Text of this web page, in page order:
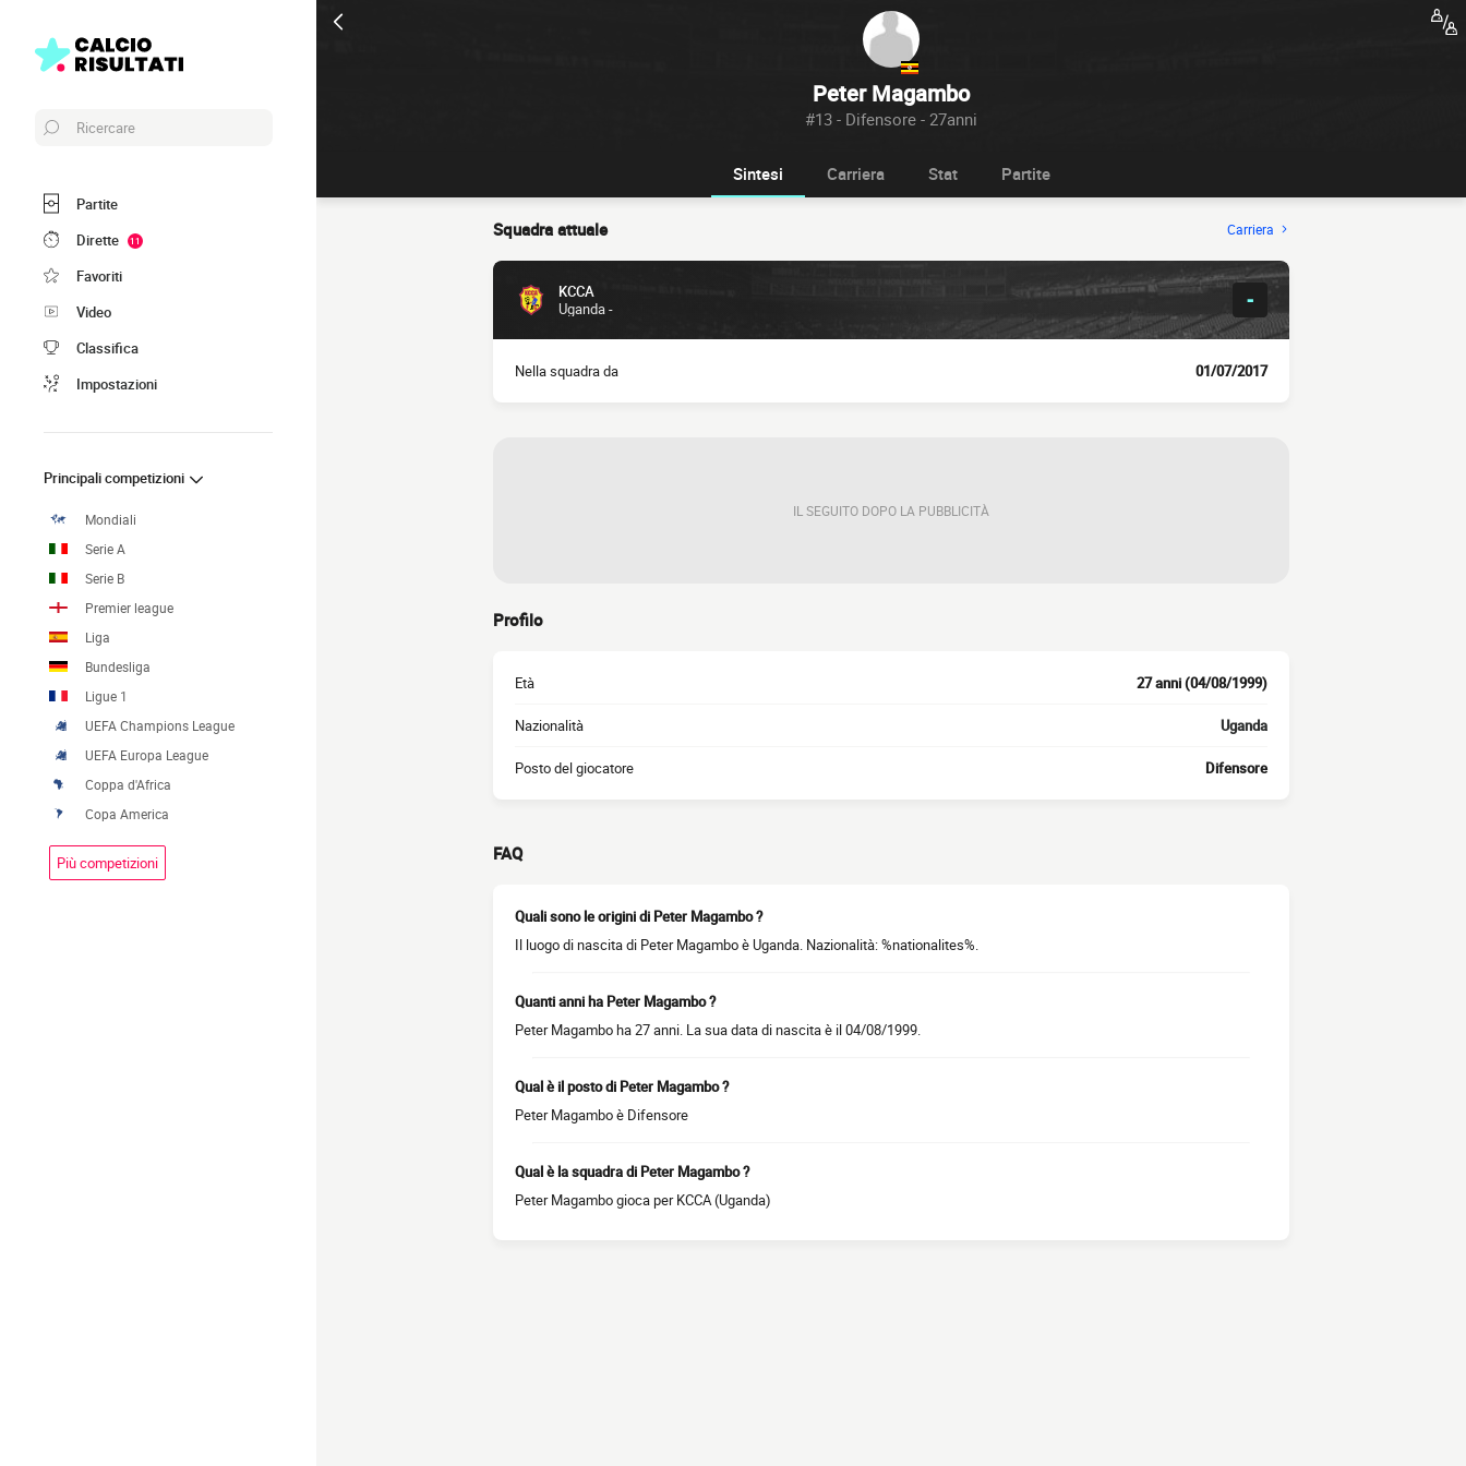
Peter Magambo
#13 - Difensore - 27anni
Ricercare
Partite
Dirette
11
Favoriti
Video
Classifica
Impostazioni
Principali competizioni
Mondiali
Serie A
Serie B
Premier league
Liga
Bundesliga
Ligue 1
UEFA Champions League
UEFA Europa League
Coppa d'Africa
Copa America
Più competizioni
Sintesi Carriera Stat Partite
Squadra attuale Carriera
KCCA
Uganda -
-
Nella squadra da 01/07/2017
IL SEGUITO DOPO LA PUBBLICITÀ
Profilo
Età 27 anni (04/08/1999)
Nazionalità Uganda
Posto del giocatore Difensore
FAQ
Quali sono le origini di Peter Magambo ?
Il luogo di nascita di Peter Magambo è Uganda. Nazionalità: %nationalites%.
Quanti anni ha Peter Magambo ?
Peter Magambo ha 27 anni. La sua data di nascita è il 04/08/1999.
Qual è il posto di Peter Magambo ?
Peter Magambo è Difensore
Qual è la squadra di Peter Magambo ?
Peter Magambo gioca per KCCA (Uganda)